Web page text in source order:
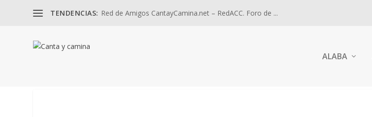
TENDENCIAS: Red de Amigos CantayCamina.net – RedACC. Foro de ...
ALABA